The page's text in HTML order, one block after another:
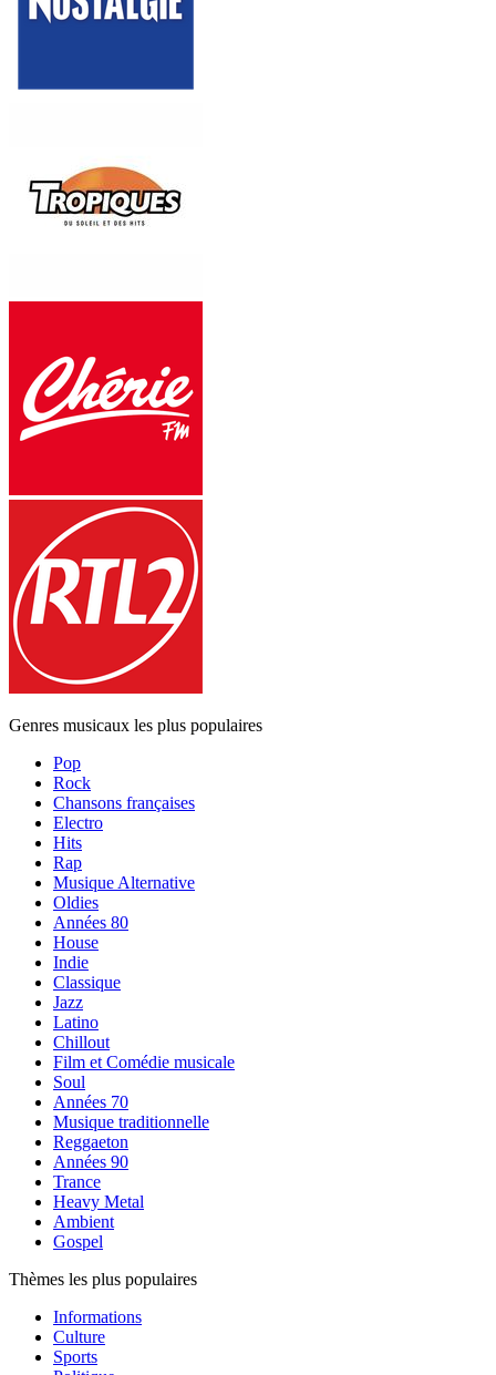
Genres musicaux les plus populaires
Pop
Rock
Chansons françaises
Electro
Hits
Rap
Musique Alternative
Oldies
Années 80
House
Indie
Classique
Jazz
Latino
Chillout
Film et Comédie musicale
Soul
Années 70
Musique traditionnelle
Reggaeton
Années 90
Trance
Heavy Metal
Ambient
Gospel
Thèmes les plus populaires
Informations
Culture
Sports